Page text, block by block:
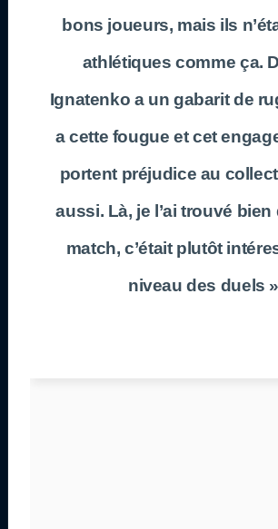
bons joueurs, mais ils
athlétiques comme ça.
Ignatenko a un gabarit de
a cette fougue et cet
portent préjudice au
aussi. Là, je l’ai trouvé
match, c’était plutôt
niveau des duels »